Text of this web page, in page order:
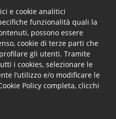
inseriti i seguenti
c. 1 - D.Lgs. 33/2013
c. 2; art. 27 - D.Lgs.
7 aprile 2000, n. 118 -
e cookie analitici
funzionalità quali la
possono essere
cookie di terze parti che
gli utenti. Tramite
i cookies, selezionare le
l’utilizzo e/o modificare le
Policy completa, clicchi